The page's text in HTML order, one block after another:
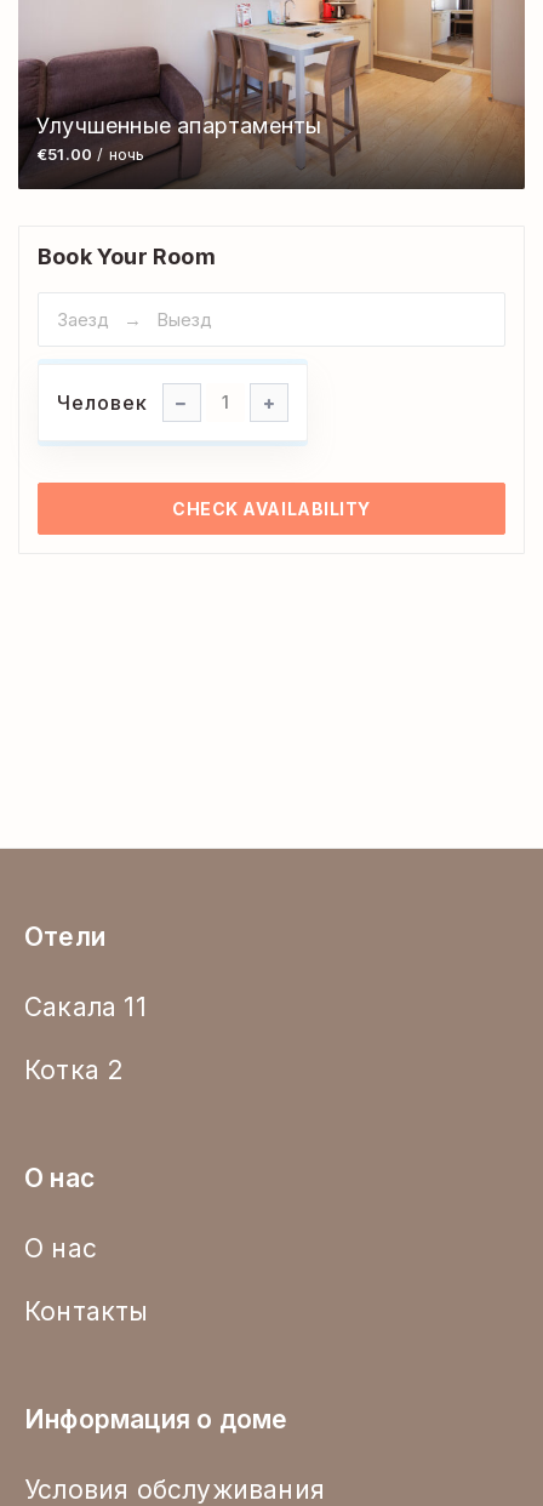
Улучшенные апартаменты
€51.00 / ночь
Book Your Room
Человек
Человек
CHECK AVAILABILITY
Отели
Сакала 11
Котка 2
О нас
О нас
Контакты
Информация о доме
Условия обслуживания